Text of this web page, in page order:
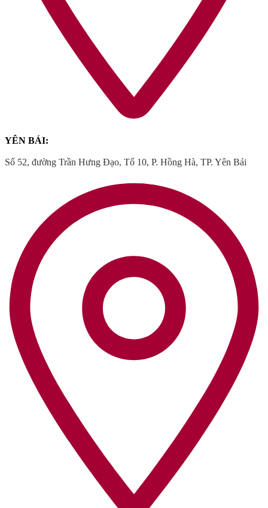
YÊN BÁI:
Số 52, đường Trần Hưng Đạo, Tổ 10, P. Hồng Hà, TP. Yên Bái